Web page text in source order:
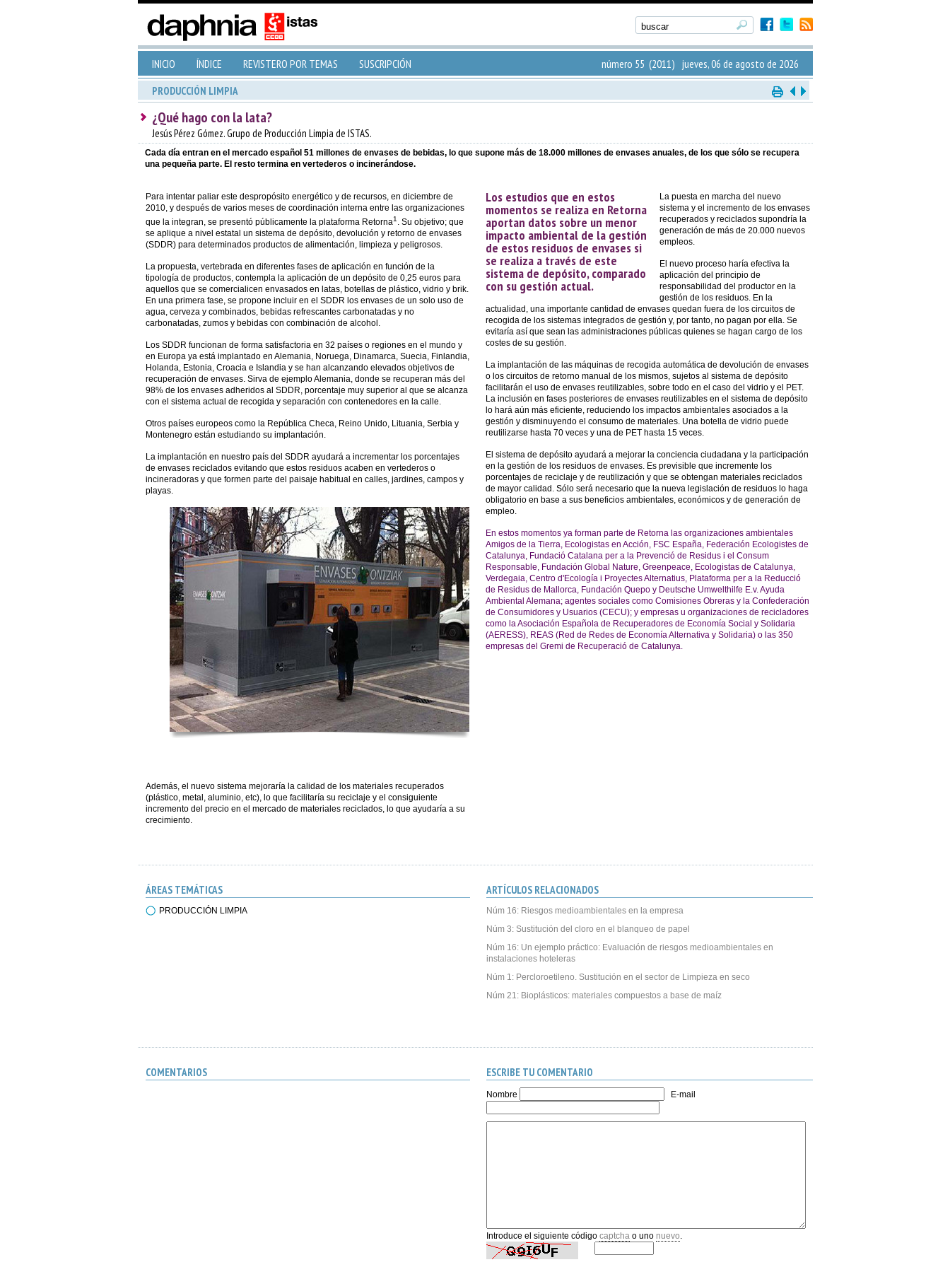
INICIO ÍNDICE REVISTERO POR TEMAS SUSCRIPCIÓN número 55 (2011) jueves, 06 de agosto de 2026
PRODUCCIÓN LIMPIA
¿Qué hago con la lata?
Jesús Pérez Gómez. Grupo de Producción Limpia de ISTAS.
Cada día entran en el mercado español 51 millones de envases de bebidas, lo que supone más de 18.000 millones de envases anuales, de los que sólo se recupera
una pequeña parte. El resto termina en vertederos o incinerándose.
Para intentar paliar este despropósito energético y de recursos, en diciembre de
2010, y después de varios meses de coordinación interna entre las organizaciones
que la integran, se presentó públicamente la plataforma Retorna1 . Su objetivo; que
se aplique a nivel estatal un sistema de depósito, devolución y retorno de envases
(SDDR) para determinados productos de alimentación, limpieza y peligrosos.
La propuesta, vertebrada en diferentes fases de aplicación en función de la
tipología de productos, contempla la aplicación de un depósito de 0,25 euros para
aquellos que se comercialicen envasados en latas, botellas de plástico, vidrio y brik.
En una primera fase, se propone incluir en el SDDR los envases de un solo uso de
agua, cerveza y combinados, bebidas refrescantes carbonatadas y no
carbonatadas, zumos y bebidas con combinación de alcohol.
Los SDDR funcionan de forma satisfactoria en 32 países o regiones en el mundo y
en Europa ya está implantado en Alemania, Noruega, Dinamarca, Suecia, Finlandia,
Holanda, Estonia, Croacia e Islandia y se han alcanzando elevados objetivos de
recuperación de envases. Sirva de ejemplo Alemania, donde se recuperan más del
98% de los envases adheridos al SDDR, porcentaje muy superior al que se alcanza
con el sistema actual de recogida y separación con contenedores en la calle.
Otros países europeos como la República Checa, Reino Unido, Lituania, Serbia y
Montenegro están estudiando su implantación.
La implantación en nuestro país del SDDR ayudará a incrementar los porcentajes
de envases reciclados evitando que estos residuos acaben en vertederos o
incineradoras y que formen parte del paisaje habitual en calles, jardines, campos y
playas.
Además, el nuevo sistema mejoraría la calidad de los materiales recuperados
(plástico, metal, aluminio, etc), lo que facilitaría su reciclaje y el consiguiente
incremento del precio en el mercado de materiales reciclados, lo que ayudaría a su
crecimiento.
Los estudios que en estos
momentos se realiza en Retorna
aportan datos sobre un menor
impacto ambiental de la gestión
de estos residuos de envases si
se realiza a través de este
sistema de depósito, comparado
con su gestión actual.
La puesta en marcha del nuevo
sistema y el incremento de los envases
recuperados y reciclados supondría la
generación de más de 20.000 nuevos
empleos.
El nuevo proceso haría efectiva la
aplicación del principio de
responsabilidad del productor en la
gestión de los residuos. En la
actualidad, una importante cantidad de envases quedan fuera de los circuitos de
recogida de los sistemas integrados de gestión y, por tanto, no pagan por ella. Se
evitaría así que sean las administraciones públicas quienes se hagan cargo de los
costes de su gestión.
La implantación de las máquinas de recogida automática de devolución de envases
o los circuitos de retorno manual de los mismos, sujetos al sistema de depósito
facilitarán el uso de envases reutilizables, sobre todo en el caso del vidrio y el PET.
La inclusión en fases posteriores de envases reutilizables en el sistema de depósito
lo hará aún más eficiente, reduciendo los impactos ambientales asociados a la
gestión y disminuyendo el consumo de materiales. Una botella de vidrio puede
reutilizarse hasta 70 veces y una de PET hasta 15 veces.
El sistema de depósito ayudará a mejorar la conciencia ciudadana y la participación
en la gestión de los residuos de envases. Es previsible que incremente los
porcentajes de reciclaje y de reutilización y que se obtengan materiales reciclados
de mayor calidad. Sólo será necesario que la nueva legislación de residuos lo haga
obligatorio en base a sus beneficios ambientales, económicos y de generación de
empleo.
En estos momentos ya forman parte de Retorna las organizaciones ambientales
Amigos de la Tierra, Ecologistas en Acción, FSC España, Federación Ecologistes de
Catalunya, Fundació Catalana per a la Prevenció de Residus i el Consum
Responsable, Fundación Global Nature, Greenpeace, Ecologistas de Catalunya,
Verdegaia, Centro d'Ecología i Proyectes Alternatius, Plataforma per a la Reducció
de Residus de Mallorca, Fundación Quepo y Deutsche Umwelthilfe E.v. Ayuda
Ambiental Alemana; agentes sociales como Comisiones Obreras y la Confederación
de Consumidores y Usuarios (CECU); y empresas u organizaciones de recicladores
como la Asociación Española de Recuperadores de Economía Social y Solidaria
(AERESS), REAS (Red de Redes de Economía Alternativa y Solidaria) o las 350
empresas del Gremi de Recuperació de Catalunya.
ÁREAS TEMÁTICAS
PRODUCCIÓN LIMPIA
ARTÍCULOS RELACIONADOS
Núm 16: Riesgos medioambientales en la empresa
Núm 3: Sustitución del cloro en el blanqueo de papel
Núm 16: Un ejemplo práctico: Evaluación de riesgos medioambientales en
instalaciones hoteleras
Núm 1: Percloroetileno. Sustitución en el sector de Limpieza en seco
Núm 21: Bioplásticos: materiales compuestos a base de maíz
COMENTARIOS ESCRIBE TU COMENTARIO
Nombre E-mail
Introduce el siguiente código captchao uno nuevo.